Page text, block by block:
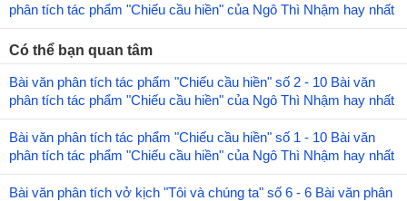
phân tích tác phẩm "Chiếu cầu hiền" của Ngô Thì Nhậm hay nhất
Có thể bạn quan tâm
Bài văn phân tích tác phẩm "Chiếu cầu hiền" số 2 - 10 Bài văn
phân tích tác phẩm "Chiếu cầu hiền" của Ngô Thì Nhậm hay nhất
Bài văn phân tích tác phẩm "Chiếu cầu hiền" số 1 - 10 Bài văn
phân tích tác phẩm "Chiếu cầu hiền" của Ngô Thì Nhậm hay nhất
Bài văn phân tích vở kịch "Tôi và chúng ta" số 6 - 6 Bài văn phân